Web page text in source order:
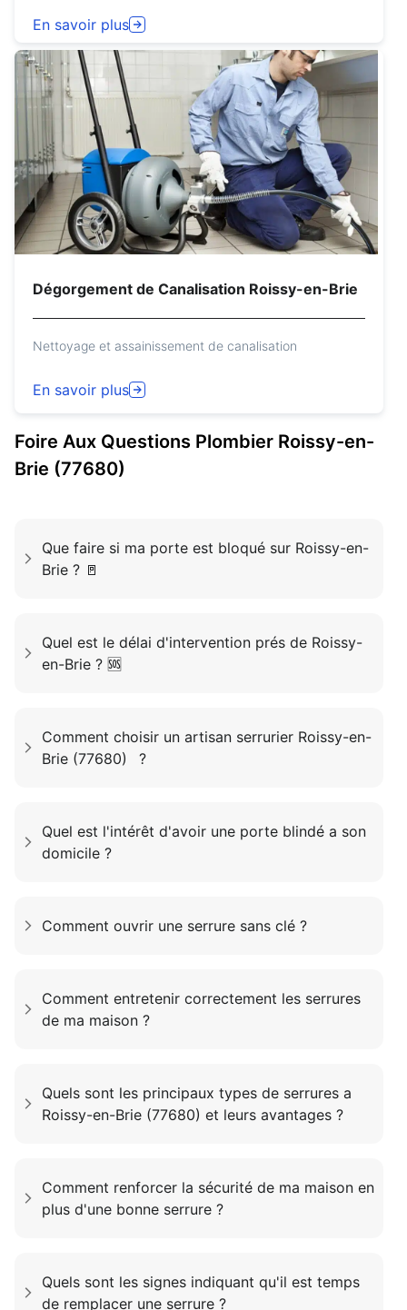
En savoir plus
Dégorgement de Canalisation Roissy-en-Brie
Nettoyage et assainissement de canalisation
En savoir plus
Foire Aux Questions Plombier Roissy-en-
Brie (77680)
Que faire si ma porte est bloqué sur Roissy-en-
Brie ? 🚪
Quel est le délai d'intervention prés de Roissy-
en-Brie ? 🆘
Comment choisir un artisan serrurier Roissy-en-
Brie (77680) ?
Quel est l'intérêt d'avoir une porte blindé a son
domicile ?
Comment ouvrir une serrure sans clé ?
Comment entretenir correctement les serrures
de ma maison ?
Quels sont les principaux types de serrures a
Roissy-en-Brie (77680) et leurs avantages ?
Comment renforcer la sécurité de ma maison en
plus d'une bonne serrure ?
Quels sont les signes indiquant qu'il est temps
de remplacer une serrure ?